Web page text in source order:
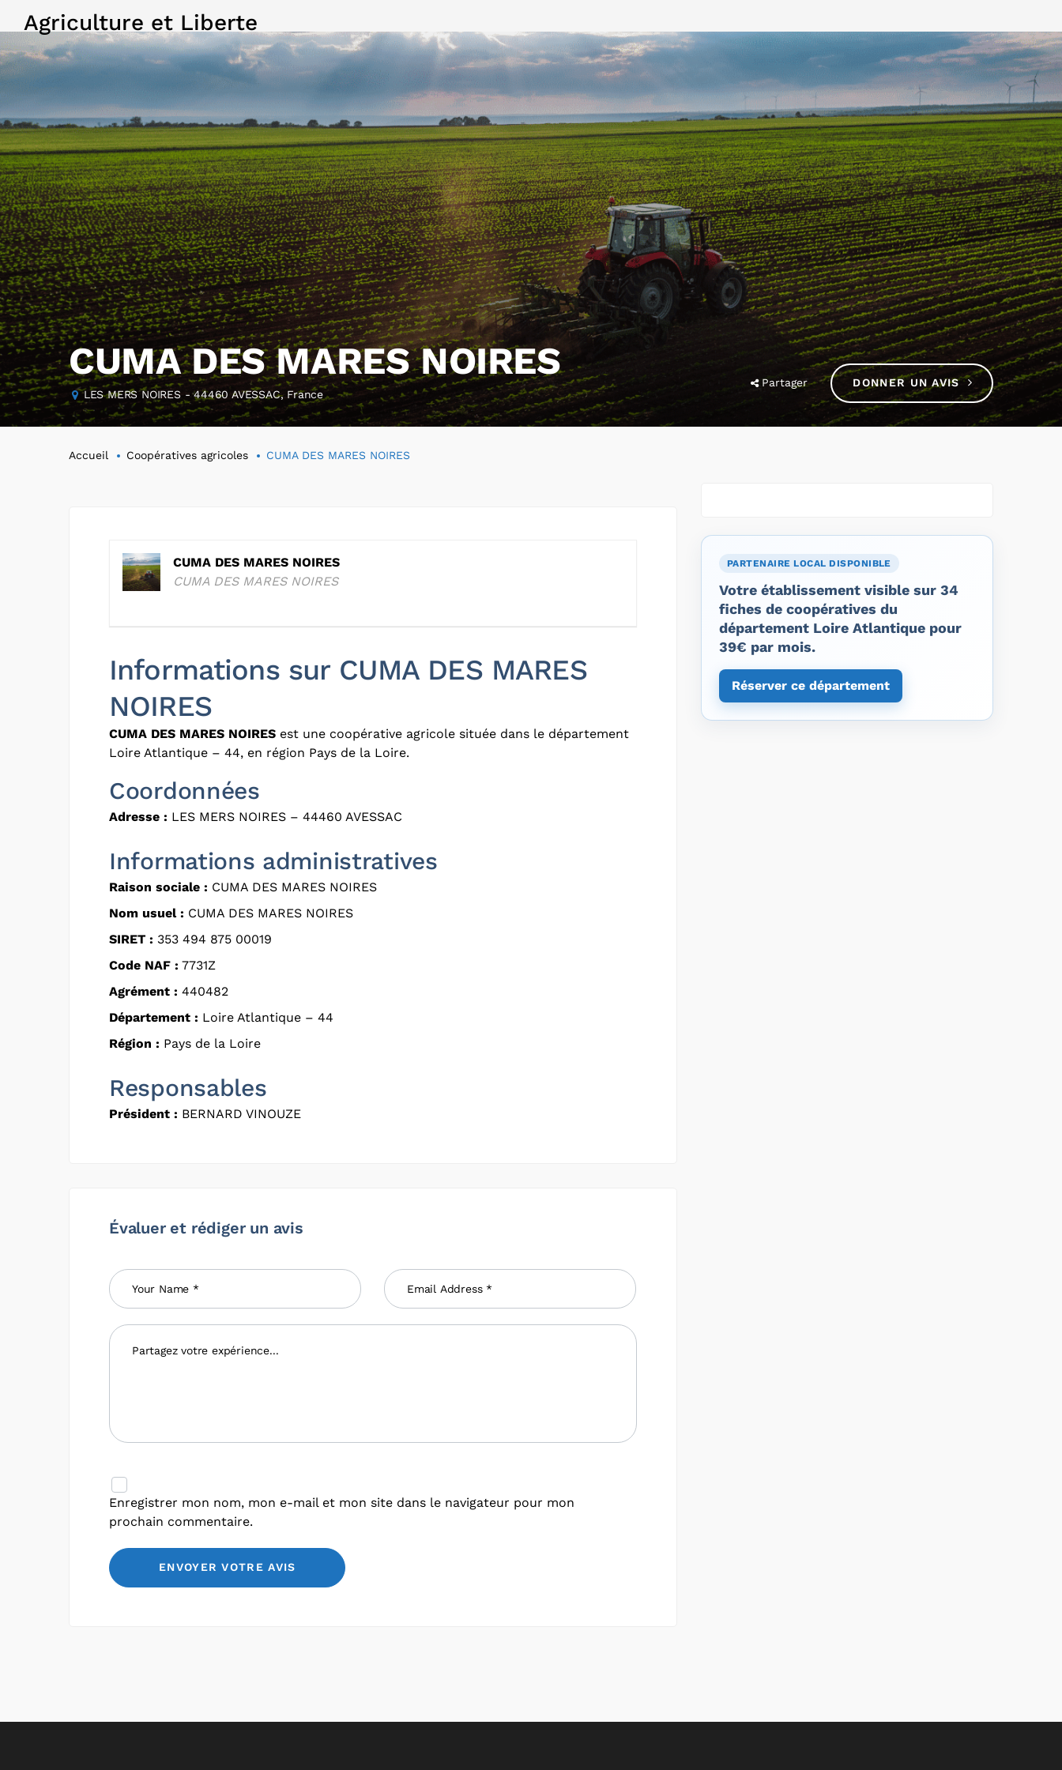
Agriculture et Liberte
CUMA DES MARES NOIRES
LES MERS NOIRES - 44460 AVESSAC, France
Partager DONNER UN AVIS
Accueil Coopératives agricoles CUMA DES MARES NOIRES
CUMA DES MARES NOIRES
CUMA DES MARES NOIRES
Informations sur CUMA DES MARES
NOIRES
CUMA DES MARES NOIRES est une coopérative agricole située dans le département
Loire Atlantique – 44, en région Pays de la Loire.
Coordonnées
Adresse : LES MERS NOIRES – 44460 AVESSAC
Informations administratives
Raison sociale : CUMA DES MARES NOIRES
Nom usuel : CUMA DES MARES NOIRES
SIRET : 353 494 875 00019
Code NAF : 7731Z
Agrément : 440482
Département : Loire Atlantique – 44
Région : Pays de la Loire
Responsables
Président : BERNARD VINOUZE
Évaluer et rédiger un avis
Enregistrer mon nom, mon e-mail et mon site dans le navigateur pour mon
prochain commentaire.
PARTENAIRE LOCAL DISPONIBLE
Votre établissement visible sur 34
fiches de coopératives du
département Loire Atlantique pour
39€ par mois.
Réserver ce département